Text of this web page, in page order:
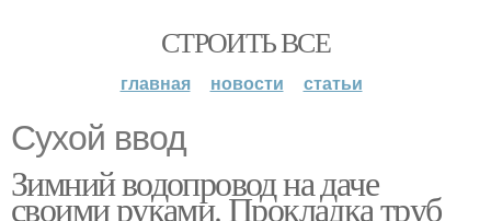
СТРОИТЬ ВСЕ
главная новости статьи
Сухой ввод
Зимний водопровод на даче
своими руками. Прокладка труб